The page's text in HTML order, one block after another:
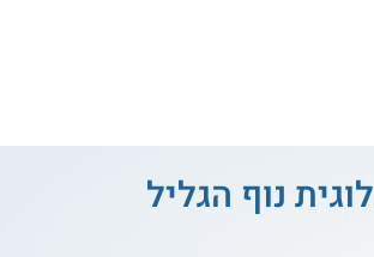
נוף הגליל